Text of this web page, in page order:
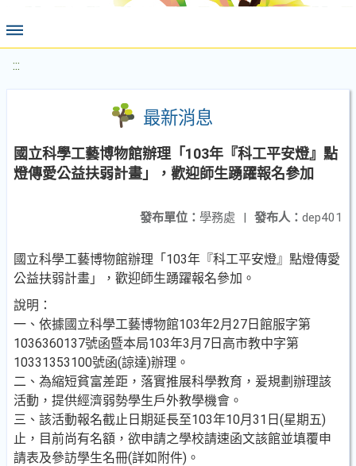
:::
最新消息
國立科學工藝博物館辦理「103年『科工平安燈』點
燈傳愛公益扶弱計畫」，歡迎師生踴躍報名參加
發布人： dep401
發布單位： 學務處 |
國立科學工藝博物館辦理「103年『科工平安燈』點燈傳愛
公益扶弱計畫」，歡迎師生踴躍報名參加。
說明：
一、依據國立科學工藝博物館103年2月27日館服字第
1036360137號函暨本局103年3月7日高市教中字第
10331353100號函(諒達)辦理。
二、為縮短貧富差距，落實推展科學教育，爰規劃辦理該
活動，提供經濟弱勢學生戶外教學機會。
三、該活動報名截止日期延長至103年10月31日(星期五)
止，目前尚有名額，欲申請之學校請速函文該館並填覆申
請表及參訪學生名冊(詳如附件)。